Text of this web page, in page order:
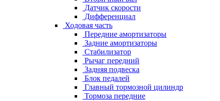
Датчик скорости
Дифференциал
Ходовая часть
Передние амортизаторы
Задние амортизаторы
Стабилизатор
Рычаг передний
Задняя подвеска
Блок педалей
Главный тормозной цилиндр
Тормоза передние